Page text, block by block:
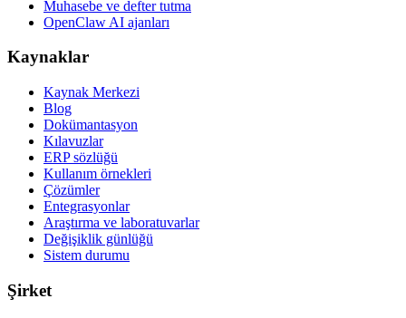
Muhasebe ve defter tutma
OpenClaw AI ajanları
Kaynaklar
Kaynak Merkezi
Blog
Dokümantasyon
Kılavuzlar
ERP sözlüğü
Kullanım örnekleri
Çözümler
Entegrasyonlar
Araştırma ve laboratuvarlar
Değişiklik günlüğü
Sistem durumu
Şirket